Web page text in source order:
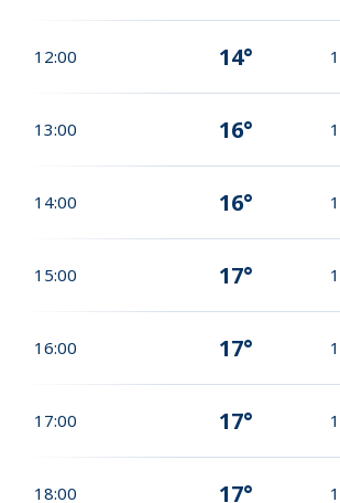
12:00 14°
13:00 16°
14:00 16°
15:00 17°
16:00 17°
17:00 17°
18:00 17°